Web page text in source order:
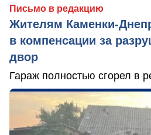
Письмо в редакцию
Жителям Каменки-
в компенсации за
двор
Гараж полностью сгорел в